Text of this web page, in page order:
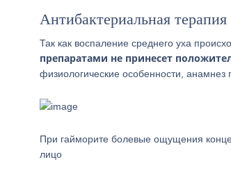
Антибактериальная терапия
Так как воспаление среднего уха
препаратами не принесет
физиологические особенности, анамнез
При гайморите болевые ощущения
лицо